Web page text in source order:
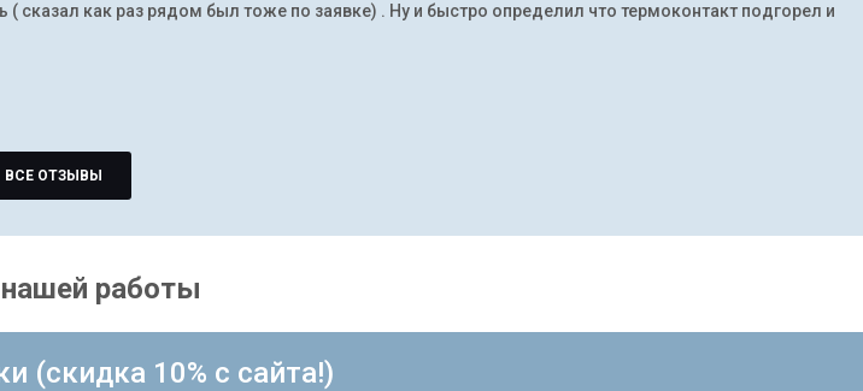
как раз рядом был тоже по заявке) . Ну и быстро определил что термоконтакт подгорел и
ВСЕ ОТЗЫВЫ
работы
(скидка 10% с сайта!)